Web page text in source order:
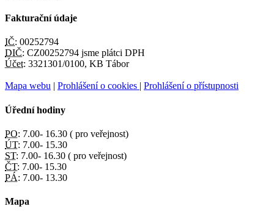
Fakturační údaje
IČ: 00252794
DIČ: CZ00252794 jsme plátci DPH
Účet: 3321301/0100, KB Tábor
Mapa webu | Prohlášení o cookies | Prohlášení o přístupnosti
Úřední hodiny
PO: 7.00- 16.30 ( pro veřejnost)
ÚT: 7.00- 15.30
ST: 7.00- 16.30 ( pro veřejnost)
ČT: 7.00- 15.30
PÁ: 7.00- 13.30
Mapa